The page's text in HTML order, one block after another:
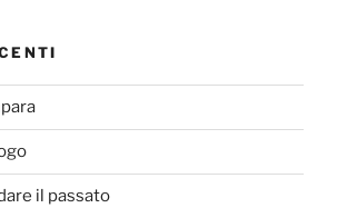
il passato